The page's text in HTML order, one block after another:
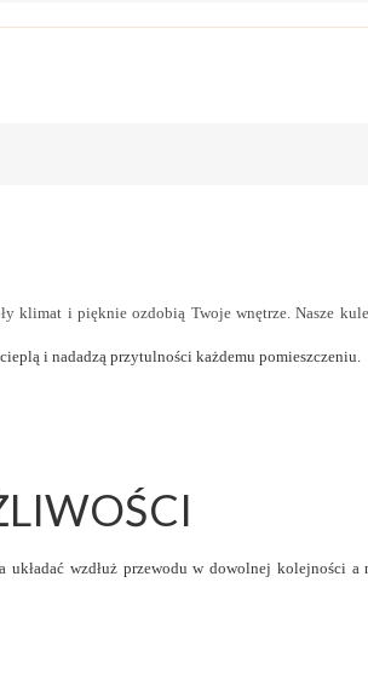
klimat i pięknie ozdobią Twoje wnętrze. Nasze
i nadadzą przytulności każdemu pomieszczeniu.
wzdłuż przewodu w dowolnej kolejności a